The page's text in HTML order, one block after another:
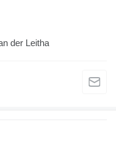
der Leitha